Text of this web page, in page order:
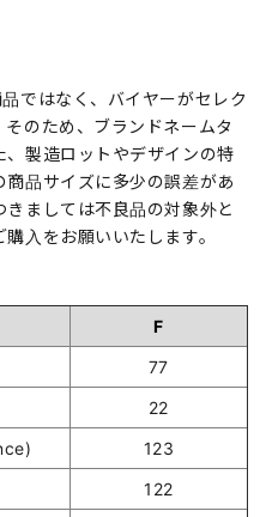
ではなく、バイヤーがセレク
のため、ブランドネームタ
製造ロットやデザインの特
品サイズに多少の誤差があ
ましては不良品の対象外と
入をお願いいたします。
F
77
22
123
122